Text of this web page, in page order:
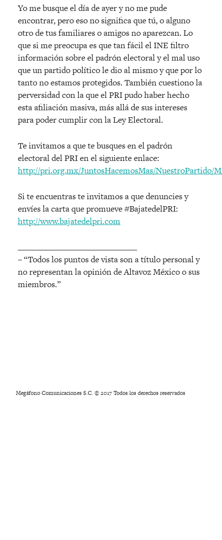
Yo me busque el día de ayer y no me pude
encontrar, pero eso no significa que tú, o alguno
otro de tus familiares o amigos no aparezcan. Lo
que si me preocupa es que tan fácil el INE filtro
información sobre el padrón electoral y el mal uso
que un partido político le dio al mismo y que por lo
tanto no estamos protegidos. También cuestiono la
perversidad con la que el PRI pudo haber hecho
esta afiliación masiva, más allá de sus intereses
para poder cumplir con la Ley Electoral.
Te invitamos a que te busques en el padrón
electoral del PRI en el siguiente enlace:
http://pri.org.mx/JuntosHacemosMas/NuestroPartido/
Si te encuentras te invitamos a que denuncies y
envíes la carta que promueve #BajatedelPRI:
http://www.bajatedelpri.com
______________________________
– “Todos los puntos de vista son a título personal y
no representan la opinión de Altavoz México o sus
miembros.”
Megáfono Comunicaciones S.C. © 2017 Todos los derechos reservados